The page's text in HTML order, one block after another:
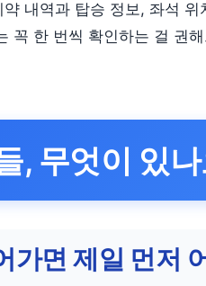
내역과 탑승 정보, 좌석 위
꼭 한 번씩 확인하는 걸 권
, 무엇이 있
가면 제일 먼저